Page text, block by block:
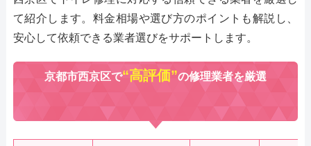
て紹介します。料金相場や選び方のポイントも解説し、
安心して依頼できる業者選びをサポートします。
京都市西京区で“高評価”の修理業者を厳選